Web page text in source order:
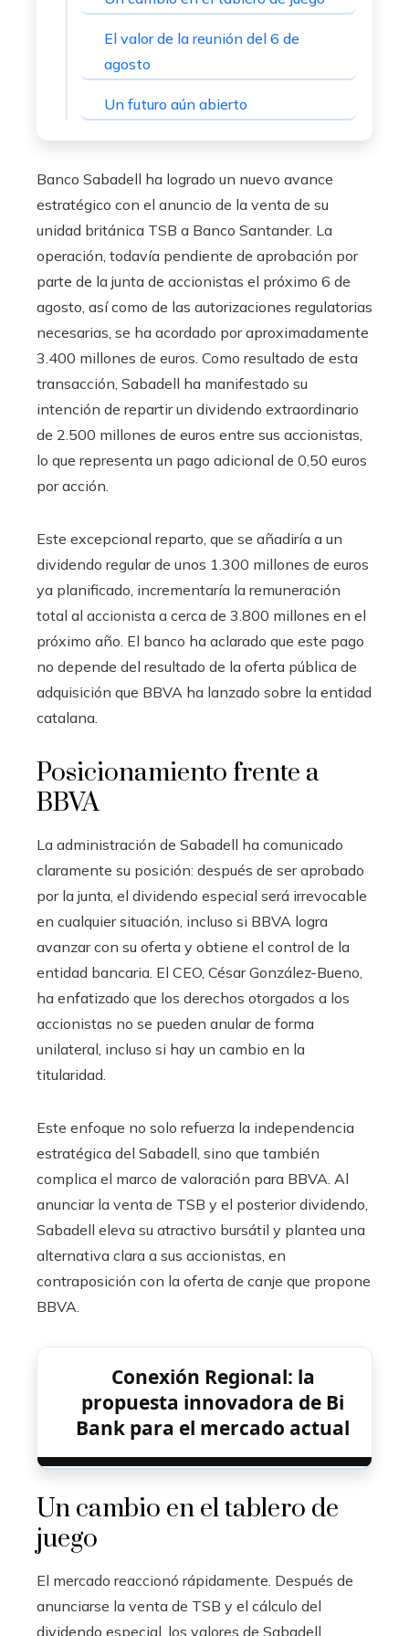
El valor de la reunión del 6 de
agosto
Un futuro aún abierto
Banco Sabadell ha logrado un nuevo avance
estratégico con el anuncio de la venta de su
unidad británica TSB a Banco Santander. La
operación, todavía pendiente de aprobación por
parte de la junta de accionistas el próximo 6 de
agosto, así como de las autorizaciones regulatorias
necesarias, se ha acordado por aproximadamente
3.400 millones de euros. Como resultado de esta
transacción, Sabadell ha manifestado su
intención de repartir un dividendo extraordinario
de 2.500 millones de euros entre sus accionistas,
lo que representa un pago adicional de 0,50 euros
por acción.
Este excepcional reparto, que se añadiría a un
dividendo regular de unos 1.300 millones de euros
ya planificado, incrementaría la remuneración
total al accionista a cerca de 3.800 millones en el
próximo año. El banco ha aclarado que este pago
no depende del resultado de la oferta pública de
adquisición que BBVA ha lanzado sobre la entidad
catalana.
Posicionamiento frente a
BBVA
La administración de Sabadell ha comunicado
claramente su posición: después de ser aprobado
por la junta, el dividendo especial será irrevocable
en cualquier situación, incluso si BBVA logra
avanzar con su oferta y obtiene el control de la
entidad bancaria. El CEO, César González-Bueno,
ha enfatizado que los derechos otorgados a los
accionistas no se pueden anular de forma
unilateral, incluso si hay un cambio en la
titularidad.
Este enfoque no solo refuerza la independencia
estratégica del Sabadell, sino que también
complica el marco de valoración para BBVA. Al
anunciar la venta de TSB y el posterior dividendo,
Sabadell eleva su atractivo bursátil y plantea una
alternativa clara a sus accionistas, en
contraposición con la oferta de canje que propone
BBVA.
Conexión Regional: la
propuesta innovadora de Bi
Bank para el mercado actual
Un cambio en el tablero de
juego
El mercado reaccionó rápidamente. Después de
anunciarse la venta de TSB y el cálculo del
dividendo especial, los valores de Sabadell